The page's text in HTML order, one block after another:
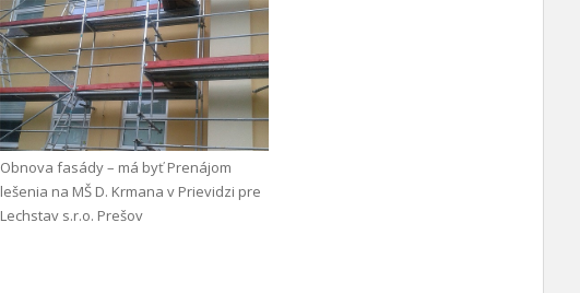
Obnova fasády – má byť Prenájom
lešenia na MŠ D. Krmana v Prievidzi pre
Lechstav s.r.o. Prešov